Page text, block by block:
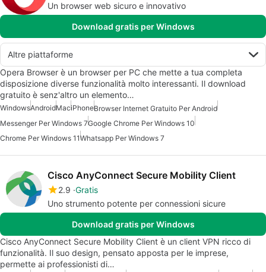
Un browser web sicuro e innovativo
Download gratis per Windows
Altre piattaforme
Opera Browser è un browser per PC che mette a tua completa
disposizione diverse funzionalità molto interessanti. Il download
gratuito è senz'altro un elemento…
WindowsAndroidMaciPhoneBrowser Internet Gratuito Per Android
Messenger Per Windows 7Google Chrome Per Windows 10
Chrome Per Windows 11Whatsapp Per Windows 7
Cisco AnyConnect Secure Mobility Client
2.9 Gratis
Uno strumento potente per connessioni sicure
Download gratis per Windows
Cisco AnyConnect Secure Mobility Client è un client VPN ricco di
funzionalità. Il suo design, pensato apposta per le imprese,
permette ai professionisti di…